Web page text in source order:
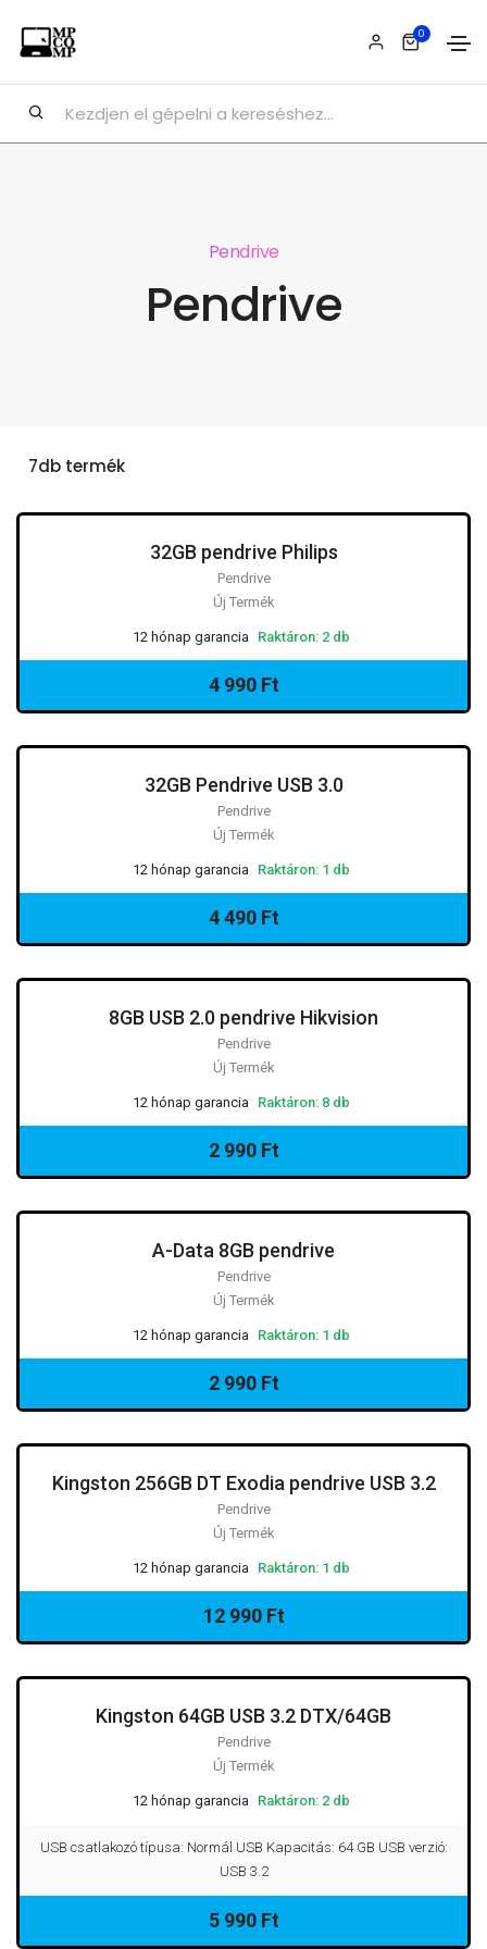
0
Pendrive
Pendrive
7db termék
32GB pendrive Philips
Pendrive
Új Termék
12 hónap garancia Raktáron: 2 db
4 990 Ft
32GB Pendrive USB 3.0
Pendrive
Új Termék
12 hónap garancia Raktáron: 1 db
4 490 Ft
8GB USB 2.0 pendrive Hikvision
Pendrive
Új Termék
12 hónap garancia Raktáron: 8 db
2 990 Ft
A-Data 8GB pendrive
Pendrive
Új Termék
12 hónap garancia Raktáron: 1 db
2 990 Ft
Kingston 256GB DT Exodia pendrive USB 3.2
Pendrive
Új Termék
12 hónap garancia Raktáron: 1 db
12 990 Ft
Kingston 64GB USB 3.2 DTX/64GB
Pendrive
Új Termék
12 hónap garancia Raktáron: 2 db
USB csatlakozó típusa: Normál USB Kapacitás: 64 GB USB verzió:
USB 3.2
5 990 Ft